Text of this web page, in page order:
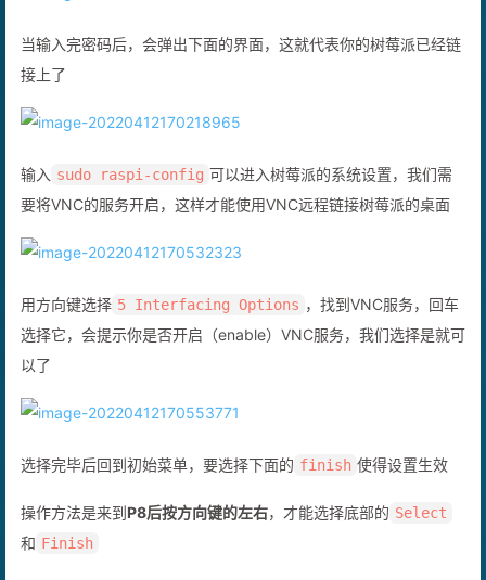
当输入完密码后，会弹出下面的界面，这就代表你的树莓派已经链
接上了
输入 sudo raspi-config 可以进入树莓派的系统设置，我们需
要将VNC的服务开启，这样才能使用VNC远程链接树莓派的桌面
用方向键选择 5 Interfacing Options ，找到VNC服务，回车
选择它，会提示你是否开启（enable）VNC服务，我们选择是就可
以了
选择完毕后回到初始菜单，要选择下面的 finish 使得设置生效
操作方法是来到P8后按方向键的左右，才能选择底部的 Select
和 Finish